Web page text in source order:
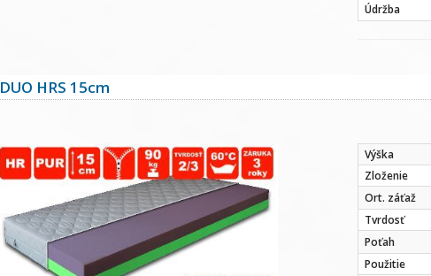
Údržba
DUO HRS 15cm
Výška
Zloženie
Ort. záťaž
Tvrdosť
Poťah
Použitie